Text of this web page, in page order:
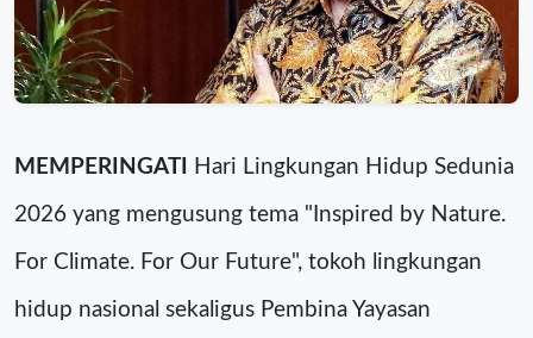
MEMPERINGATI Hari Lingkungan Hidup Sedunia
2026 yang mengusung tema "Inspired by Nature.
For Climate. For Our Future", tokoh lingkungan
hidup nasional sekaligus Pembina Yayasan